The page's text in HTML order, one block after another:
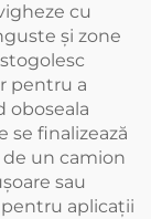
cu
şi zone
pentru a
oboseala
se finalizează
un camion
sau
aplicații